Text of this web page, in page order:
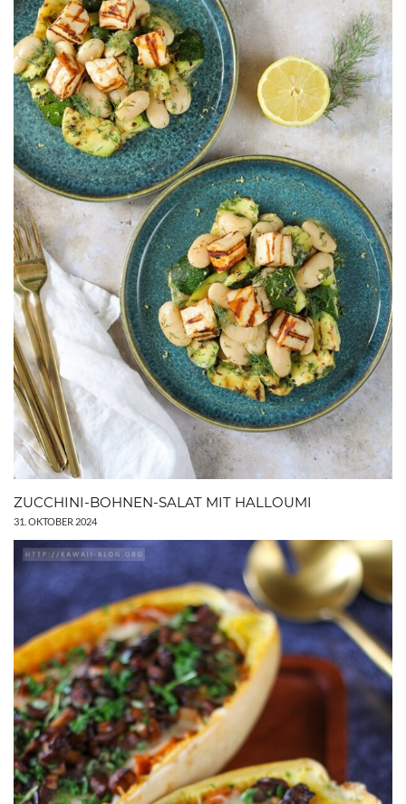
ZUCCHINI-BOHNEN-SALAT MIT HALLOUMI
31. OKTOBER 2024